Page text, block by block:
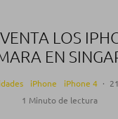
LOS
EN
iPhone iPhone 4 ·
1 Minuto de lectura